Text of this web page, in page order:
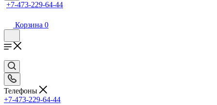
+7-473-229-64-44
Корзина 0
Телефоны
+7-473-229-64-44